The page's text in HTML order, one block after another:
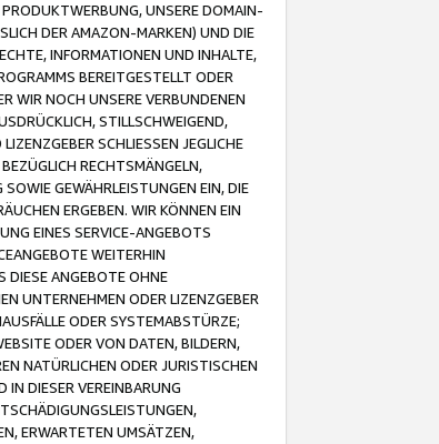
UNSERE DOMAIN-
DER AMAZON-MARKEN) UND DIE
INFORMATIONEN UND INHALTE,
BEREITGESTELLT ODER
WIR NOCH UNSERE VERBUNDENEN
STILLSCHWEIGEND,
SCHLIESSEN JEGLICHE
RECHTSMÄNGELN,
GEWÄHRLEISTUNGEN EIN, DIE
ERGEBEN. WIR KÖNNEN EIN
EINES SERVICE-ANGEBOTS
WEITERHIN
DIESE ANGEBOTE OHNE
UNTERNEHMEN ODER LIZENZGEBER
ODER SYSTEMABSTÜRZE;
ODER VON DATEN, BILDERN,
NATÜRLICHEN ODER JURISTISCHEN
IN DIESER VEREINBARUNG
ERWARTETEN UMSÄTZEN,